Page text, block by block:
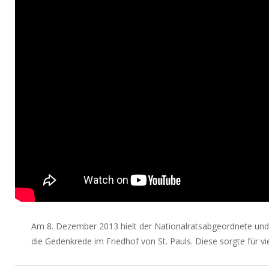
Am 8. Dezember 2013 hielt der Nationalratsabgeordnete
die Gedenkrede im Friedhof von St. Pauls. Diese sorgte für